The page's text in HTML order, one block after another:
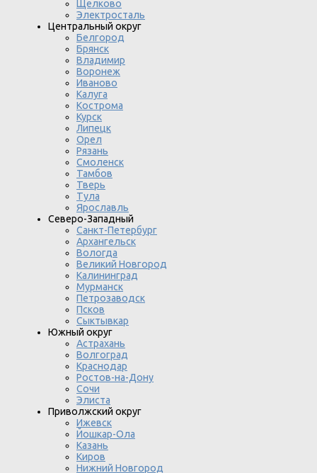
Щелково
Электросталь
Центральный округ
Белгород
Брянск
Владимир
Воронеж
Иваново
Калуга
Кострома
Курск
Липецк
Орел
Рязань
Смоленск
Тамбов
Тверь
Тула
Ярославль
Северо-Западный
Санкт-Петербург
Архангельск
Вологда
Великий Новгород
Калининград
Мурманск
Петрозаводск
Псков
Сыктывкар
Южный округ
Астрахань
Волгоград
Краснодар
Ростов-на-Дону
Сочи
Элиста
Приволжский округ
Ижевск
Йошкар-Ола
Казань
Киров
Нижний Новгород